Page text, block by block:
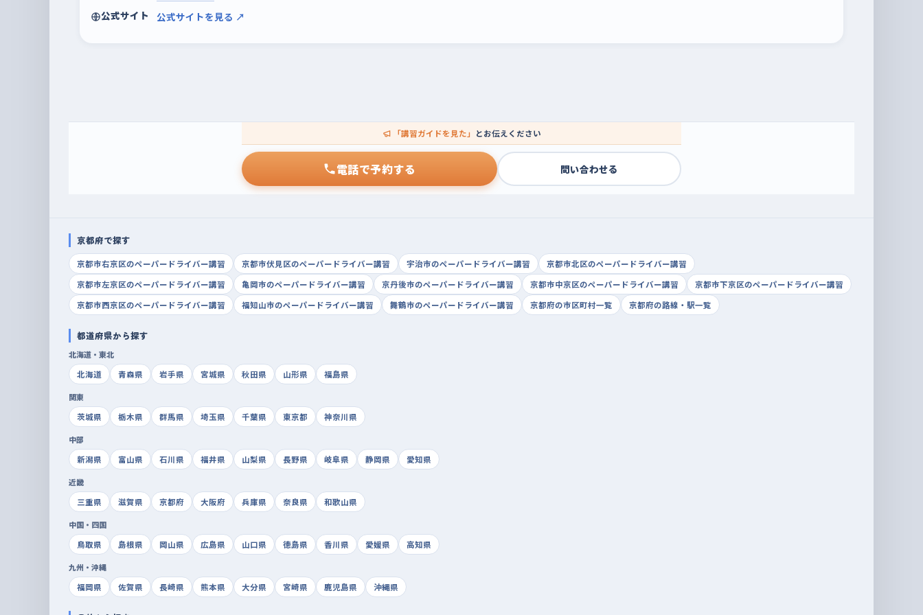
公式サイト
公式サイトを見る ↗
「講習ガイドを見た」 とお伝えください
電話で予約する 問い合わせる
京都府で探す
京都市右京区のペーパードライバー講習 京都市伏見区のペーパードライバー講習 宇治市のペーパードライバー講習
京都市北区のペーパードライバー講習
京都市左京区のペーパードライバー講習
亀岡市のペーパードライバー講習 京丹後市のペーパードライバー講習 京都市中京区のペーパードライバー講習
京都市下京区のペーパードライバー講習
京都市西京区のペーパードライバー講習
福知山市のペーパードライバー講習 舞鶴市のペーパードライバー講習 京都府の市区町村一覧 京都府の路線・駅一覧
都道府県から探す
北海道・東北
北海道
青森県 岩手県 宮城県 秋田県 山形県 福島県
関東
茨城県
栃木県 群馬県 埼玉県 千葉県 東京都 神奈川県
中部
新潟県
富山県 石川県 福井県 山梨県 長野県 岐阜県 静岡県 愛知県
近畿
三重県
滋賀県 京都府 大阪府 兵庫県 奈良県 和歌山県
中国・四国
鳥取県
島根県 岡山県 広島県 山口県 徳島県 香川県 愛媛県 高知県
九州・沖縄
福岡県
佐賀県 長崎県 熊本県 大分県 宮崎県 鹿児島県 沖縄県